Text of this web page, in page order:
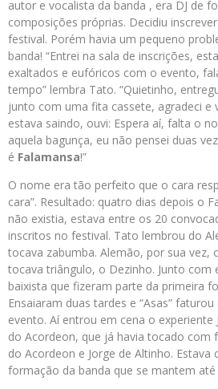
autor e vocalista da banda , era DJ de
composições próprias. Decidiu
festival. Porém havia um pequeno
banda! “Entrei na sala de inscrições,
exaltados e eufóricos com o evento,
tempo” lembra Tato. “Quietinho,
junto com uma fita cassete, agradeci e
estava saindo, ouvi: Espera aí, falta o
aquela bagunça, eu não pensei duas
é Falamansa!”
O nome era tão perfeito que o cara
cara”. Resultado: quatro dias depois o
não existia, estava entre os 20
inscritos no festival. Tato lembrou do
tocava zabumba. Alemão, por sua vez,
tocava triângulo, o Dezinho. Junto com
baixista que fizeram parte da primeira
Ensaiaram duas tardes e “Asas”
evento. Aí entrou em cena o experiente
do Acordeon, que já havia tocado com
do Acordeon e Jorge de Altinho.
formação da banda que se mantem